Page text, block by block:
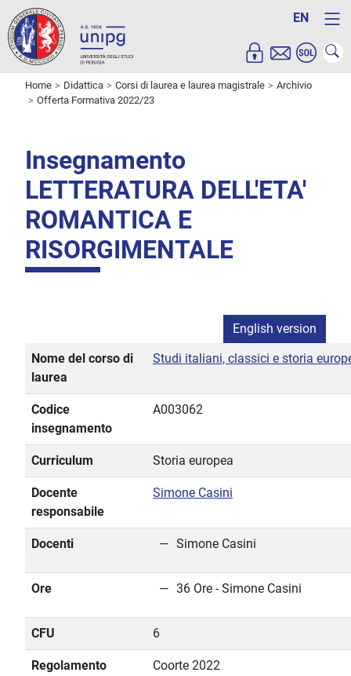
EN
Home Didattica Corsi di laurea e laurea magistrale
Archivio
Offerta Formativa 2022/23
Insegnamento
LETTERATURA DELL'ETA'
ROMANTICA E
RISORGIMENTALE
English version
Nome del corso di
laurea
Studi italiani, classici e storia
Codice
insegnamento
A003062
Curriculum Storia europea
Docente
responsabile
Simone Casini
Docenti Simone Casini
Ore 36 Ore - Simone Casini
CFU 6
Regolamento Coorte 2022